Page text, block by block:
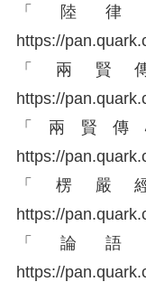
「陸
https://
「兩賢
https://
「兩賢
https://
「楞嚴
https://
「論
https://